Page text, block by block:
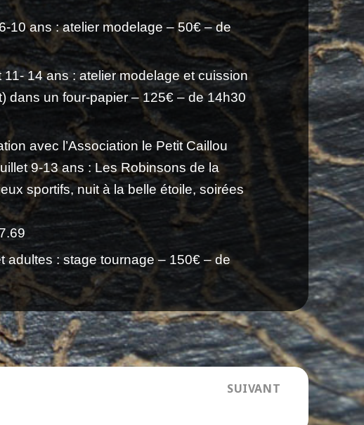
10 ans : atelier modelage – 50€ – de
14 ans : atelier modelage et cuission
dans un four-papier – 125€ – de 14h30
avec l’Association le Petit Caillou
9-13 ans : Les Robinsons de la
sportifs, nuit à la belle étoile, soirées
adultes : stage tournage – 150€ – de
SUIVANT